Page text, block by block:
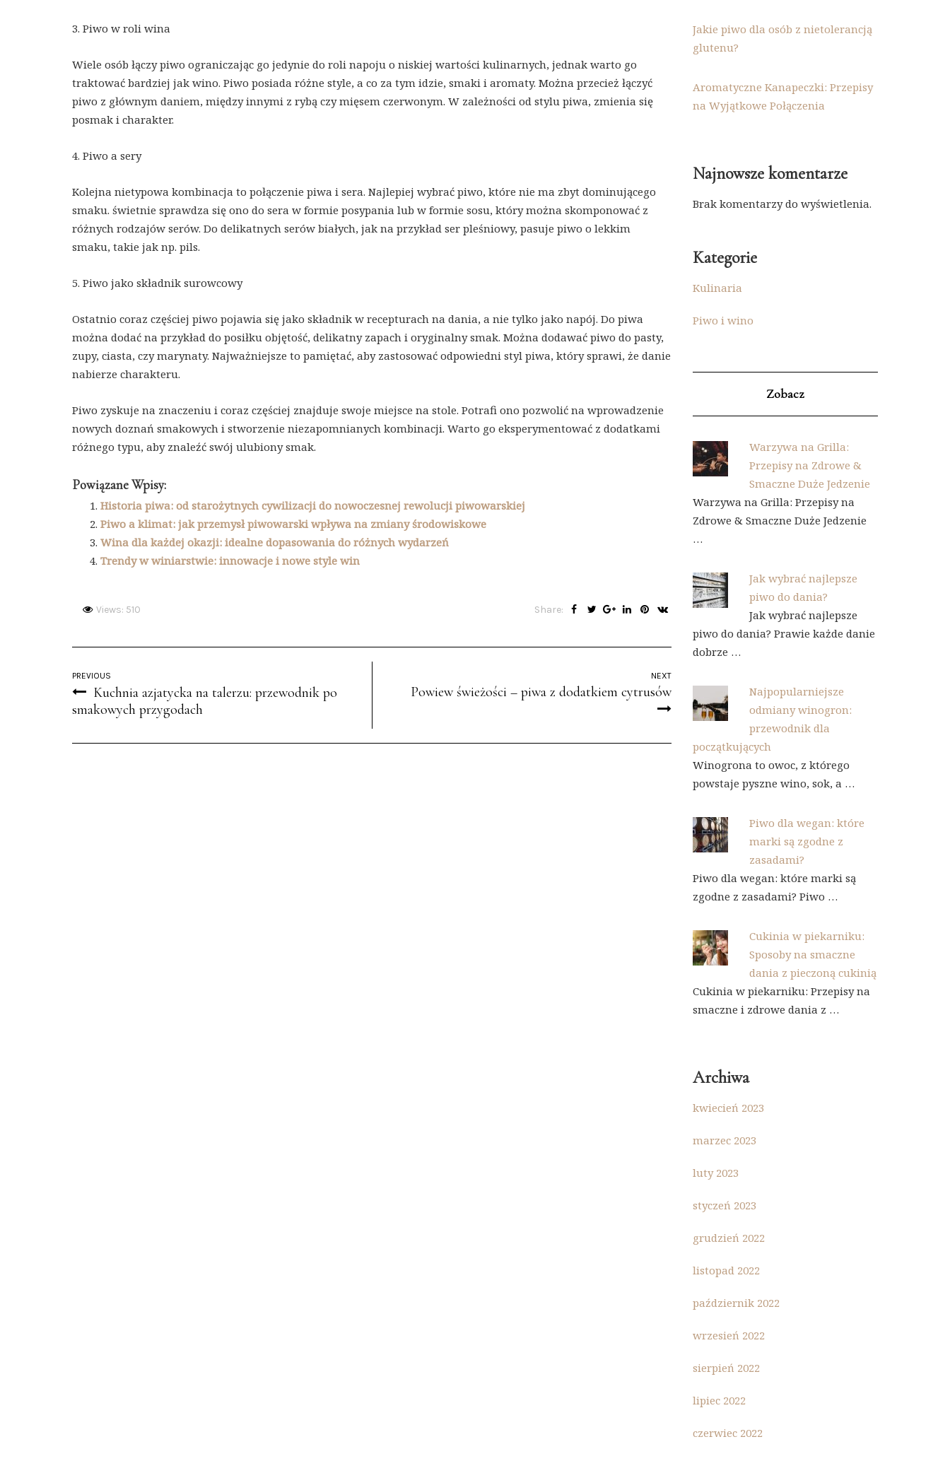
3. Piwo w roli wina
Wiele osób łączy piwo ograniczając go jedynie do roli napoju o niskiej wartości kulinarnych, jednak warto go
traktować bardziej jak wino. Piwo posiada różne style, a co za tym idzie, smaki i aromaty. Można przecież łączyć
piwo z głównym daniem, między innymi z rybą czy mięsem czerwonym. W zależności od stylu piwa, zmienia się
posmak i charakter.
4. Piwo a sery
Kolejna nietypowa kombinacja to połączenie piwa i sera. Najlepiej wybrać piwo, które nie ma zbyt dominującego
smaku. świetnie sprawdza się ono do sera w formie posypania lub w formie sosu, który można skomponować z
różnych rodzajów serów. Do delikatnych serów białych, jak na przykład ser pleśniowy, pasuje piwo o lekkim
smaku, takie jak np. pils.
5. Piwo jako składnik surowcowy
Ostatnio coraz częściej piwo pojawia się jako składnik w recepturach na dania, a nie tylko jako napój. Do piwa
można dodać na przykład do posiłku objętość, delikatny zapach i oryginalny smak. Można dodawać piwo do pasty,
zupy, ciasta, czy marynaty. Najważniejsze to pamiętać, aby zastosować odpowiedni styl piwa, który sprawi, że danie
nabierze charakteru.
Piwo zyskuje na znaczeniu i coraz częściej znajduje swoje miejsce na stole. Potrafi ono pozwolić na wprowadzenie
nowych doznań smakowych i stworzenie niezapomnianych kombinacji. Warto go eksperymentować z dodatkami
różnego typu, aby znaleźć swój ulubiony smak.
Powiązane Wpisy:
Historia piwa: od starożytnych cywilizacji do nowoczesnej rewolucji piwowarskiej
Piwo a klimat: jak przemysł piwowarski wpływa na zmiany środowiskowe
Wina dla każdej okazji: idealne dopasowania do różnych wydarzeń
Trendy w winiarstwie: innowacje i nowe style win
Views: 510 Share:
PREVIOUS
Kuchnia azjatycka na talerzu: przewodnik po
smakowych przygodach
NEXT
Powiew świeżości – piwa z dodatkiem cytrusów
Jakie piwo dla osób z nietolerancją
glutenu?
Aromatyczne Kanapeczki: Przepisy
na Wyjątkowe Połączenia
Najnowsze komentarze
Brak komentarzy do wyświetlenia.
Kategorie
Kulinaria
Piwo i wino
Zobacz
Warzywa na Grilla:
Przepisy na Zdrowe &
Smaczne Duże Jedzenie
Warzywa na Grilla: Przepisy na
Zdrowe & Smaczne Duże Jedzenie
…
Jak wybrać najlepsze
piwo do dania?
Jak wybrać najlepsze
piwo do dania? Prawie każde danie
dobrze …
Najpopularniejsze
odmiany winogron:
przewodnik dla
początkujących
Winogrona to owoc, z którego
powstaje pyszne wino, sok, a …
Piwo dla wegan: które
marki są zgodne z
zasadami?
Piwo dla wegan: które marki są
zgodne z zasadami? Piwo …
Cukinia w piekarniku:
Sposoby na smaczne
dania z pieczoną cukinią
Cukinia w piekarniku: Przepisy na
smaczne i zdrowe dania z …
Archiwa
kwiecień 2023
marzec 2023
luty 2023
styczeń 2023
grudzień 2022
listopad 2022
październik 2022
wrzesień 2022
sierpień 2022
lipiec 2022
czerwiec 2022